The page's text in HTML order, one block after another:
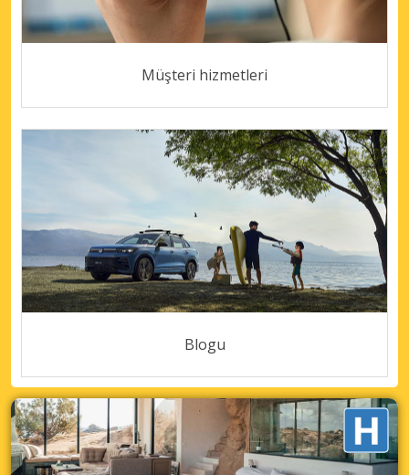
Müşteri hizmetleri
Blogu